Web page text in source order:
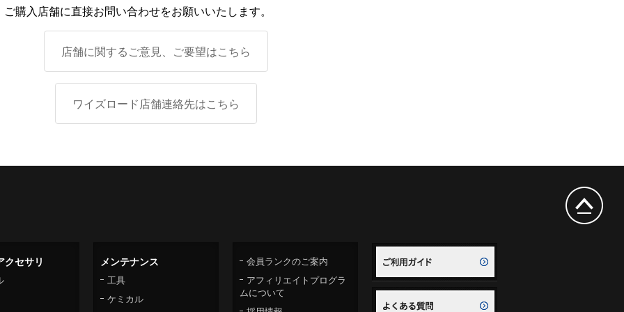
購入店舗に直接お問い合わせをお願いいたします。
店舗に関するご意見、ご要望はこちら
ワイズロード店舗連絡先はこちら
クセサリ メンテナンス
工具
ケミカル
会員ランクのご案内
アフィリエイトプログラ
ムについて